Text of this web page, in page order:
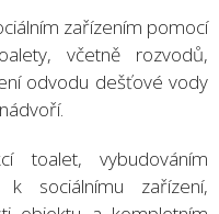
zařízením pomocí
včetně rozvodů,
odvodu dešťové vody
toalet, vybudováním
k sociálnímu zařízení,